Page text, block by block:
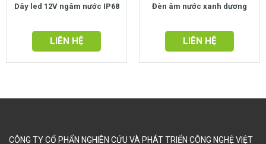
nước IP68 Đèn âm nước xanh dương
CÔNG TY CỔ PHẨN NGHIÊN CỨU VÀ PHÁT TRIỂN CÔNG NGHỆ VIỆT